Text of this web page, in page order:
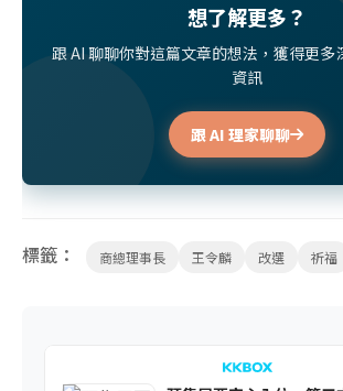
想了解更多？
跟 AI 聊聊你對這篇文章的想法，獲得更多
資訊
跟 AI 理家聊聊
標籤： 商總理事長 王令麟 改選 祈福